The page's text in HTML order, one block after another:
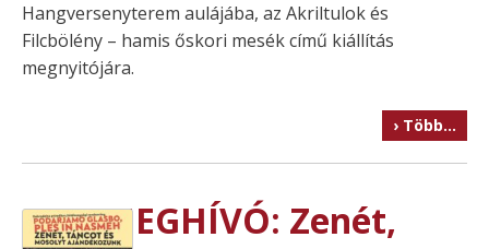
Hangversenyterem aulájába, az Akriltulok és
Filcbölény – hamis őskori mesék című kiállítás
megnyitójára.
› Több…
MEGHÍVÓ: Zenét,